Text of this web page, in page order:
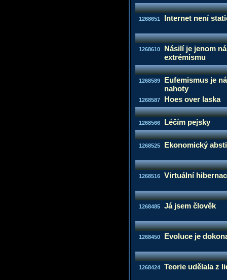
1268651 Internet není
1268610
Násilí je jenom
extrémismu
1268589
Eufemismus je
nahoty
1268587 Hoes over laska
1268566 Léčím pejsky
1268525 Ekonomický
1268516 Virtuální
1268485 Já jsem člověk
1268450 Evoluce je
1268424 Teorie udělala z